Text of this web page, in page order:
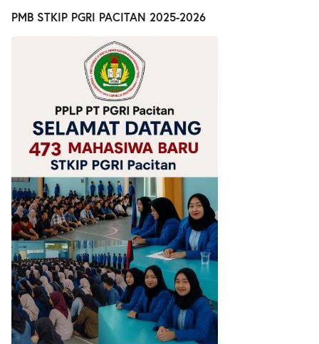
PMB STKIP PGRI PACITAN 2025-2026